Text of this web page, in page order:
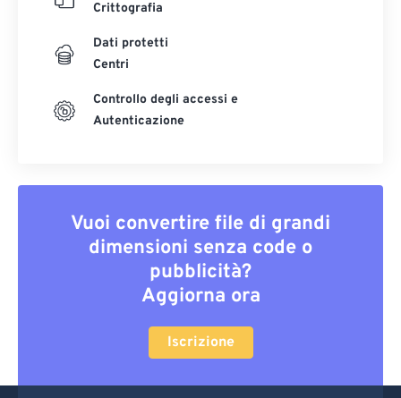
Crittografia
Dati protetti
Centri
Controllo degli accessi e
Autenticazione
Vuoi convertire file di grandi
dimensioni senza code o
pubblicità?
Aggiorna ora
Iscrizione